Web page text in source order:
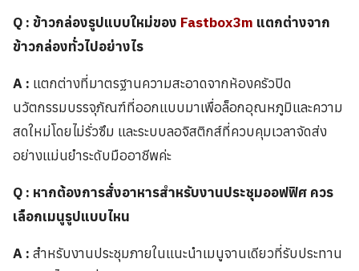
Q : ข้าวกล่องรูปแบบใหม่ของ Fastbox3m แตกต่างจาก
ข้าวกล่องทั่วไปอย่างไร
A : แตกต่างที่มาตรฐานความสะอาดจากห้องครัวปิด
นวัตกรรมบรรจุภัณฑ์ที่ออกแบบมาเพื่อล็อกอุณหภูมิและความ
สดใหม่โดยไม่รั่วซึม และระบบลอจิสติกส์ที่ควบคุมเวลาจัดส่ง
อย่างแม่นยำระดับมืออาชีพค่ะ
Q : หากต้องการสั่งอาหารสำหรับงานประชุมออฟฟิศ ควร
เลือกเมนูรูปแบบไหน
A : สำหรับงานประชุมภายในแนะนำเมนูจานเดียวที่รับประทาน